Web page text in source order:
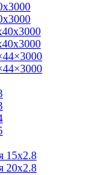
15х2.8
20х2.8